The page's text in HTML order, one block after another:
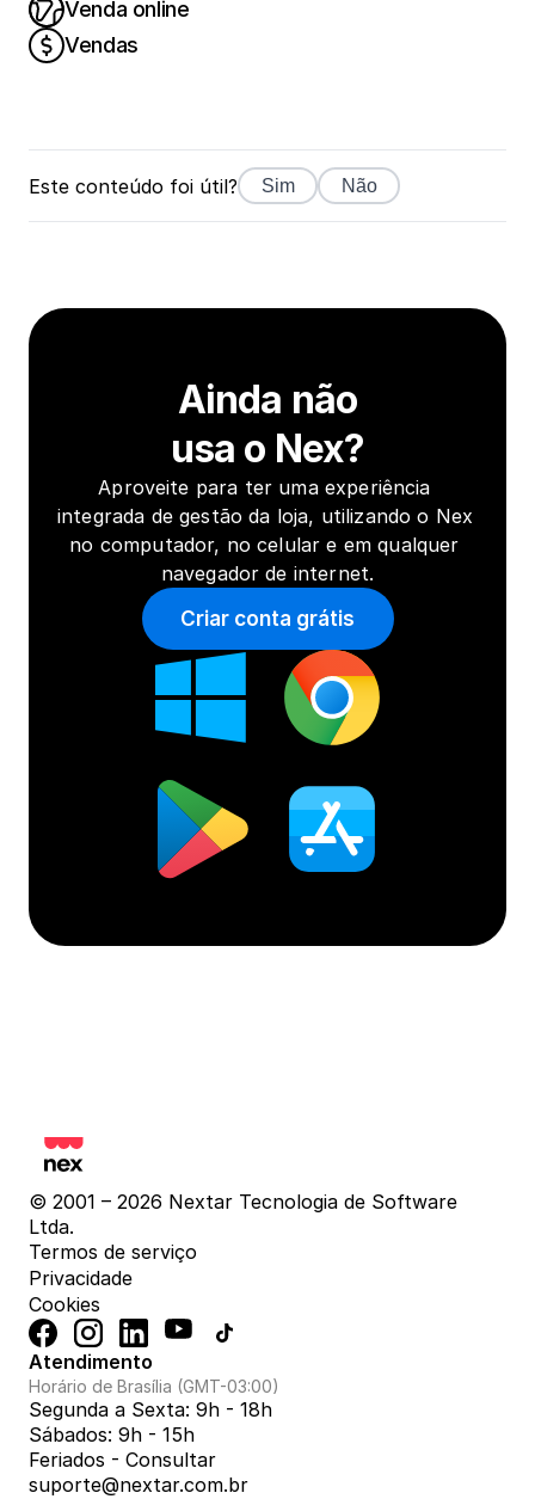
Venda online
Vendas
Este conteúdo foi útil? Sim Não
Ainda não
usa o Nex?
Aproveite para ter uma experiência
integrada de gestão da loja, utilizando o Nex
no computador, no celular e em qualquer
navegador de internet.
Criar conta grátis
© 2001 – 2026 Nextar Tecnologia de Software
Ltda.
Termos de serviço
Privacidade
Cookies
Atendimento
Horário de Brasília (GMT-03:00)
Segunda a Sexta: 9h - 18h
Sábados: 9h - 15h
Feriados - Consultar
suporte@nextar.com.br